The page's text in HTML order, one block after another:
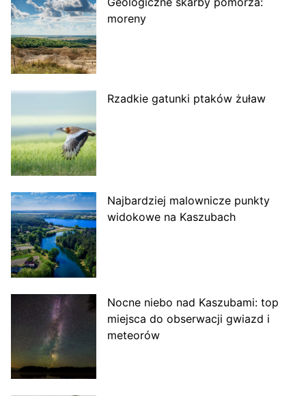
moreny
Rzadkie gatunki ptaków żuław
Najbardziej malownicze punkty
widokowe na Kaszubach
Nocne niebo nad Kaszubami: top
miejsca do obserwacji gwiazd i
meteorów